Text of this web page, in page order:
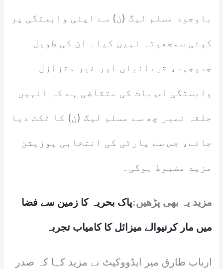
باوجود مسلم لیگ (ن) سے اپنی وابستگی پر
کوئی سمجھوتہ نہیں کیا۔ ان کی طویل
جدوجہد، قربانیاں اور غیر متزلزل
وابستگی اس بات کی متقاضی ہے کہ انہیں
حلقہ نمبر چھ سے مسلم لیگ (ن) کا ٹکٹ دیا
جائے، جس سے پارٹی کی انتخابی پوزیشن
مزید مضبوط ہوگی۔
مزید یہ بھی پڑھیں:پاک بحریہ کا زمین سے فضا
میں مار کرنیوالے میزائل کا کامیاب تجربہ
ارباب طارق میر ایڈووکیٹ نے مزید کہا کہ صدر